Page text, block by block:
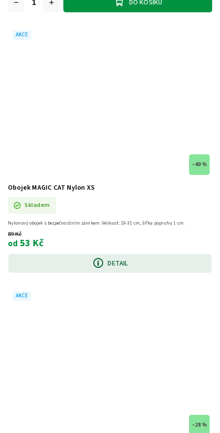
DO KOŠÍKU
AKCE
–40 %
Obojek MAGIC CAT Nylon XS
Skladem
89 Kč
od 53 Kč
DETAIL
Nylonový obojek s bezpečnostním zámkem. Velikost: 19-31 cm, šířka popruhu 1 cm.
AKCE
–28 %